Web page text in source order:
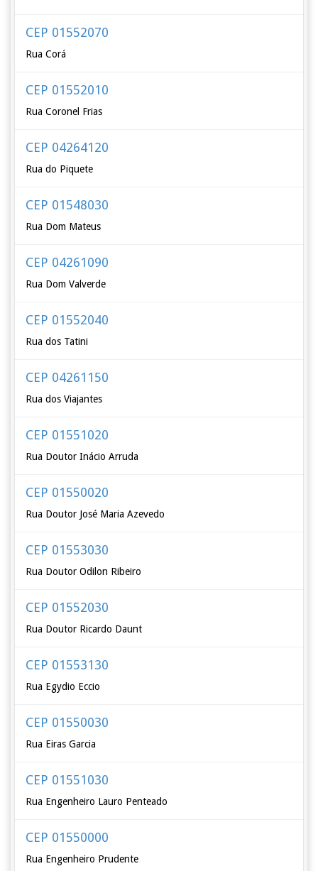
CEP 01552070
Rua Corá
CEP 01552010
Rua Coronel Frias
CEP 04264120
Rua do Piquete
CEP 01548030
Rua Dom Mateus
CEP 04261090
Rua Dom Valverde
CEP 01552040
Rua dos Tatini
CEP 04261150
Rua dos Viajantes
CEP 01551020
Rua Doutor Inácio Arruda
CEP 01550020
Rua Doutor José Maria Azevedo
CEP 01553030
Rua Doutor Odilon Ribeiro
CEP 01552030
Rua Doutor Ricardo Daunt
CEP 01553130
Rua Egydio Eccio
CEP 01550030
Rua Eiras Garcia
CEP 01551030
Rua Engenheiro Lauro Penteado
CEP 01550000
Rua Engenheiro Prudente